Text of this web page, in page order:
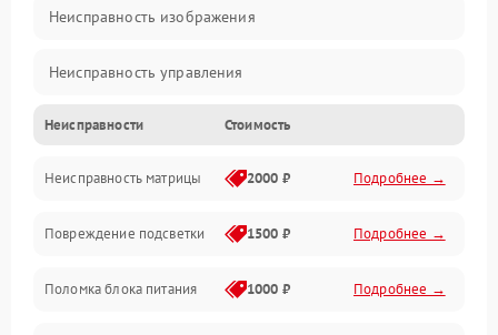
Неисправность изображения
Неисправность управления
Неисправность интерфейсов
Прочие неисправности
Неисправность звука
Механические повреждения
Неисправности Стоимость
Неисправность матрицы 2000 ₽ Подробнее →
Повреждение подсветки 1500 ₽ Подробнее →
Поломка блока питания 1000 ₽ Подробнее →